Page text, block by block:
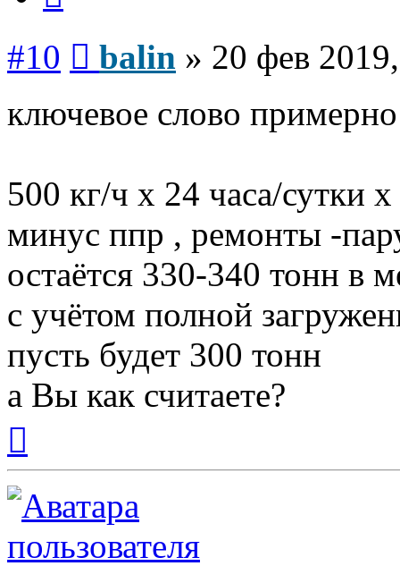
#10 balin » 20 фев
ключевое слово примерно
500 кг/ч х 24 часа/сутки
минус ппр , ремонты -
остаётся 330-340 тонн в
с учётом полной
пусть будет 300 тонн
а Вы как считаете?
началу